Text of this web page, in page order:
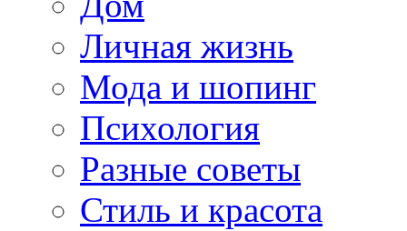
Личная жизнь
Мода и шопинг
Психология
Разные советы
Стиль и красота